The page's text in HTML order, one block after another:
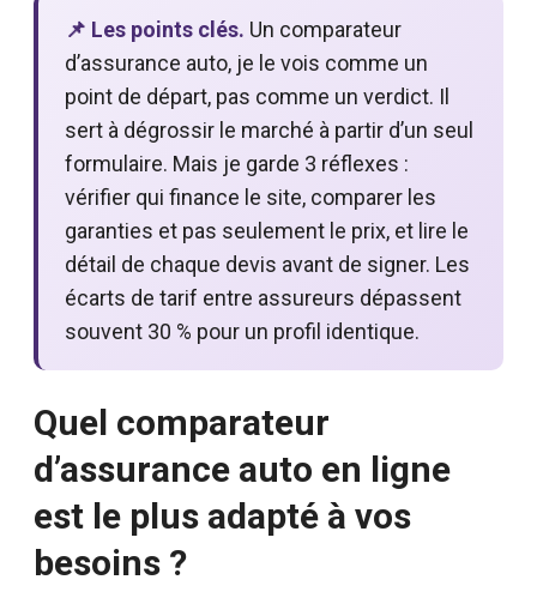
📌 Les points clés. Un comparateur
d’assurance auto, je le vois comme un
point de départ, pas comme un verdict. Il
sert à dégrossir le marché à partir d’un seul
formulaire. Mais je garde 3 réflexes :
vérifier qui finance le site, comparer les
garanties et pas seulement le prix, et lire le
détail de chaque devis avant de signer. Les
écarts de tarif entre assureurs dépassent
souvent 30 % pour un profil identique.
Quel comparateur
d’assurance auto en ligne
est le plus adapté à vos
besoins ?